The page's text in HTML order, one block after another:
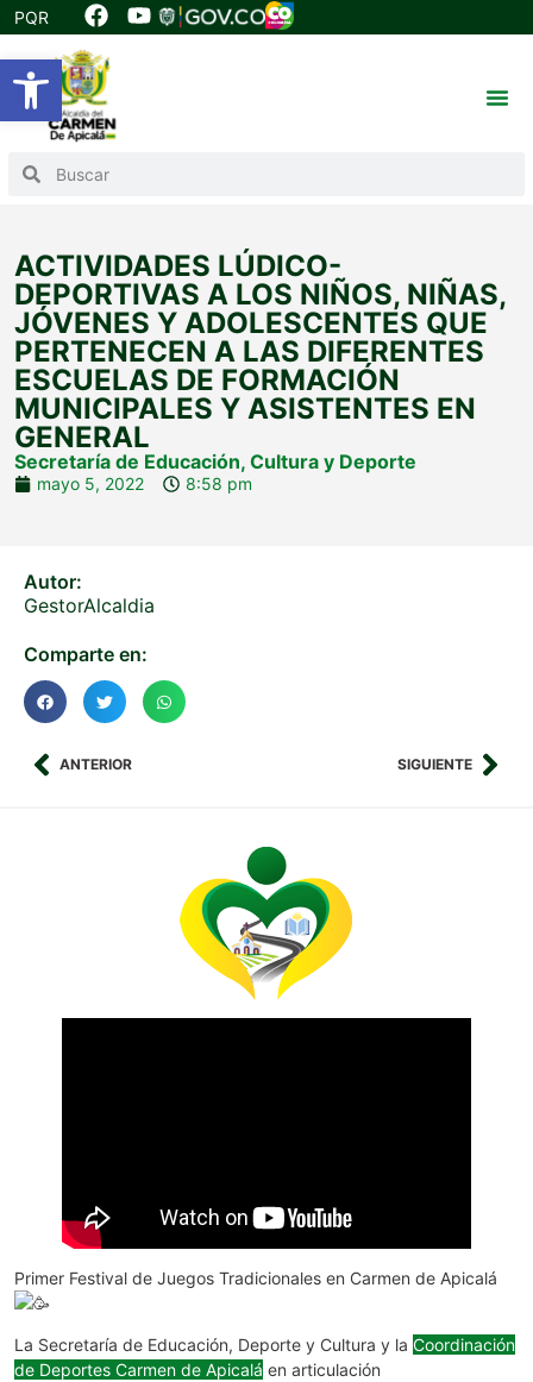
Abrir barra de herramientas
PQR
ACTIVIDADES LÚDICO-
DEPORTIVAS A LOS NIÑOS, NIÑAS,
JÓVENES Y ADOLESCENTES QUE
PERTENECEN A LAS DIFERENTES
ESCUELAS DE FORMACIÓN
MUNICIPALES Y ASISTENTES EN
GENERAL
Secretaría de Educación, Cultura y Deporte
mayo 5, 2022 8:58 pm
Autor:
GestorAlcaldia
Comparte en:
ANTERIOR SIGUIENTE
Primer Festival de Juegos Tradicionales en Carmen de Apicalá
La Secretaría de Educación, Deporte y Cultura y la Coordinación
de Deportes Carmen de Apicalá en articulación